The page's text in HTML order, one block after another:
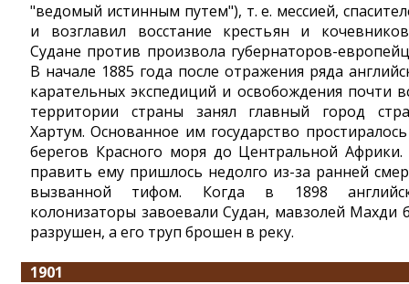
"ведомый истинным путем"), т. е. мессией,
и возглавил восстание крестьян и
Судане против произвола губернаторов-
В начале 1885 года после отражения ряда
карательных экспедиций и освобождения почти
территории страны занял главный город
Хартум. Основанное им государство
берегов Красного моря до Центральной
править ему пришлось недолго из-за ранней
вызванной тифом. Когда в 1898
колонизаторы завоевали Судан, мавзолей Махди
разрушен, а его труп брошен в реку.
1901